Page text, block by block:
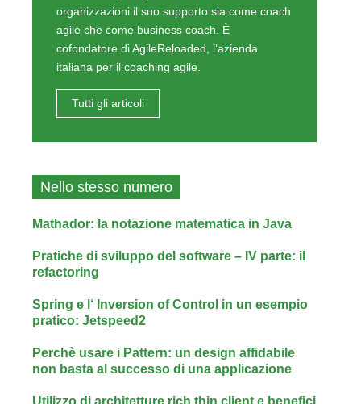
organizzazioni il suo supporto sia come coach
agile che come business coach. È
cofondatore di AgileReloaded, l’azienda
italiana per il coaching agile.
Tutti gli articoli
Nello stesso numero
Mathador: la notazione matematica in Java
Pratiche di sviluppo del software – IV parte: il
refactoring
Spring e l‘ Inversion of Control in un esempio
pratico: Jetspeed2
Perchè usare i Pattern: un design affidabile
non basta al successo di una applicazione
Utilizzo di architetture rich thin client e benefici